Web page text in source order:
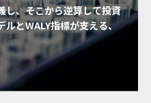
し、そこから逆算して投資
ルとWALY指標が支える、